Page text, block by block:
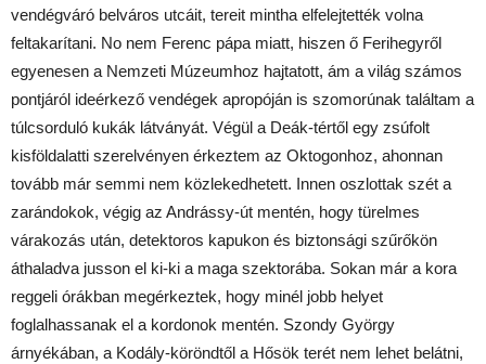
vendégváró belváros utcáit, tereit mintha elfelejtették volna
feltakarítani. No nem Ferenc pápa miatt, hiszen ő Ferihegyről
egyenesen a Nemzeti Múzeumhoz hajtatott, ám a világ számos
pontjáról ideérkező vendégek apropóján is szomorúnak találtam a
túlcsorduló kukák látványát. Végül a Deák-tértől egy zsúfolt
kisföldalatti szerelvényen érkeztem az Oktogonhoz, ahonnan
tovább már semmi nem közlekedhetett. Innen oszlottak szét a
zarándokok, végig az Andrássy-út mentén, hogy türelmes
várakozás után, detektoros kapukon és biztonsági szűrőkön
áthaladva jusson el ki-ki a maga szektorába. Sokan már a kora
reggeli órákban megérkeztek, hogy minél jobb helyet
foglalhassanak el a kordonok mentén. Szondy György
árnyékában, a Kodály-köröndtől a Hősök terét nem lehet belátni,